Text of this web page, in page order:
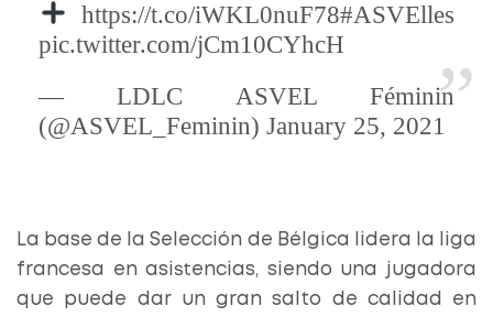
https://t.co/iWKL0nuF78#ASVElles
pic.twitter.com/jCm10CYhcH
— LDLC ASVEL Féminin
(@ASVEL_Feminin) January 25, 2021
La base de la Selección de Bélgica lidera la liga
francesa en asistencias, siendo una jugadora
que puede dar un gran salto de calidad en